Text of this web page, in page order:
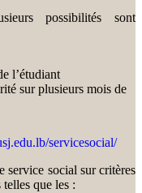
possibilités sont
l’étudiant
sur plusieurs mois de
servicesocial/
service social sur critères
que les :